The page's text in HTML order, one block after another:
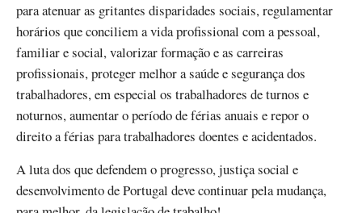
para atenuar as gritantes disparidades sociais, regulamentar
horários que conciliem a vida profissional com a pessoal,
familiar e social, valorizar formação e as carreiras
profissionais, proteger melhor a saúde e segurança dos
trabalhadores, em especial os trabalhadores de turnos e
noturnos, aumentar o período de férias anuais e repor o
direito a férias para trabalhadores doentes e acidentados.
A luta dos que defendem o progresso, justiça social e
desenvolvimento de Portugal deve continuar pela mudança,